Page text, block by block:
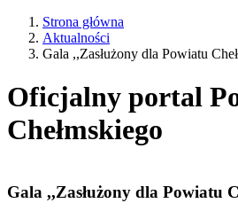
Strona główna
Aktualności
Gala ,,Zasłużony dla Powiatu
Oficjalny portal
Chełmskiego
Gala ,,Zasłużony dla Powiatu